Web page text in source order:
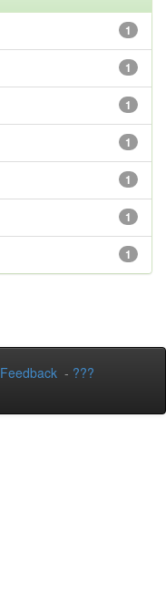
1
1
1
1
1
1
1
Feedback - ???